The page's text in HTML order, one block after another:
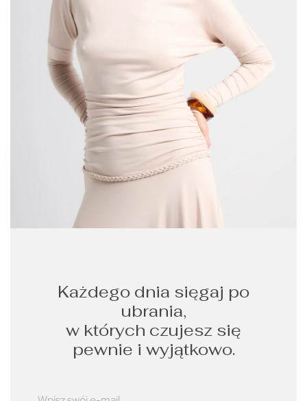
Każdego dnia sięgaj po
ubrania,
w których czujesz się
pewnie i wyjątkowo.